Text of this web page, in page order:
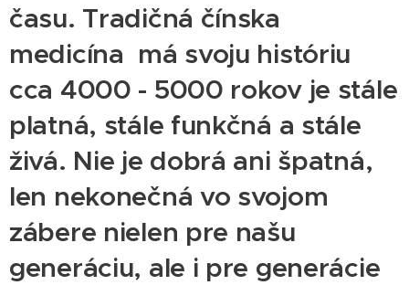
času. Tradičná čínska
medicína má svoju históriu
cca 4000 - 5000 rokov je stále
platná, stále funkčná a stále
živá. Nie je dobrá ani špatná,
len nekonečná vo svojom
zábere nielen pre našu
generáciu, ale i pre generácie